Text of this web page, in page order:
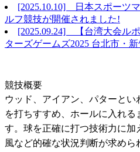
[2025.10.10] 日本スポーツ
ルフ競技が開催されました!
[2025.09.24] 【台湾大会ル
ターズゲームズ2025 台北市・
競技概要
ウッド、アイアン、パターと
を打ちすすめ、ホールに入れる
す。球を正確に打つ技術力に
風など的確な状況判断が求め